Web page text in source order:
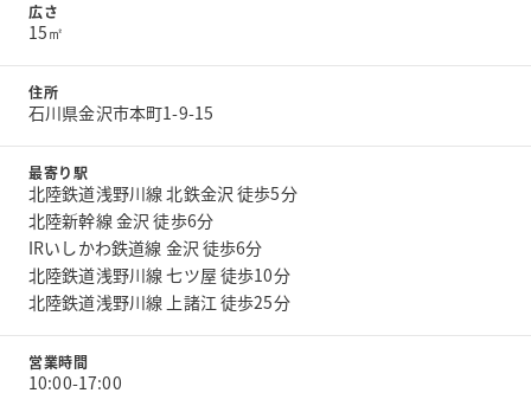
広さ
15㎡
住所
石川県金沢市本町1-9-15
最寄り駅
北陸鉄道浅野川線 北鉄金沢 徒歩5分
北陸新幹線 金沢 徒歩6分
IRいしかわ鉄道線 金沢 徒歩6分
北陸鉄道浅野川線 七ツ屋 徒歩10分
北陸鉄道浅野川線 上諸江 徒歩25分
営業時間
10:00-17:00